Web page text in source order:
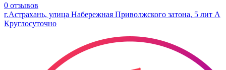
0 отзывов
г.Астрахань, улица Набережная Приволжского затона, 5 лит А
Круглосуточно